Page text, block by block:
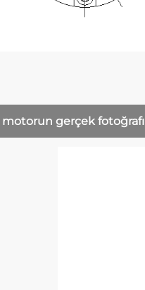
motorun gerçek fotoğrafı